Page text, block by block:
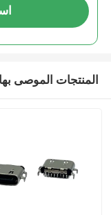
المنتجات الموصى بها